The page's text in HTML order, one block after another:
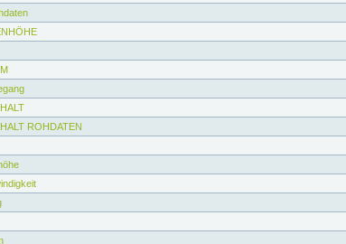
ROHDATEN